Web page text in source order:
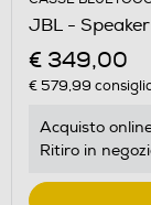
JBL -
€ 349,00
€ 579,99
Acquisto
Ritiro in